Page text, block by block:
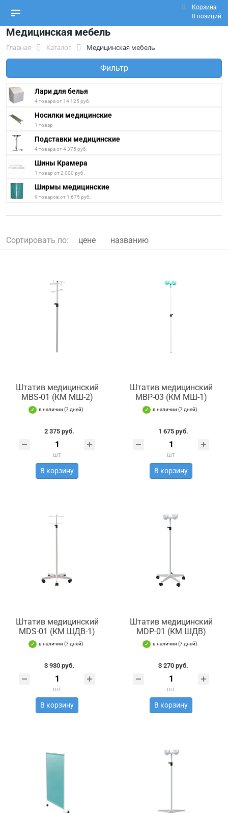
Корзина
0 позиций
Медицинская мебель
Главная Каталог Медицинская мебель
Фильтр
Лари для белья
4 товара от 14 125 руб.
Носилки медицинские
1 товар
Подставки медицинские
4 товара от 4 375 руб.
Шины Крамера
1 товар от 2 000 руб.
Ширмы медицинские
9 товаров от 1 675 руб.
Сортировать по: цене названию
Штатив медицинский
MBS-01 (КМ МШ-2)
в наличии (7 дней)
2 375 руб.
шт
В корзину
Штатив медицинский
MBP-03 (КМ МШ-1)
в наличии (7 дней)
1 675 руб.
шт
В корзину
Штатив медицинский
MDS-01 (КМ ШДВ-1)
в наличии (7 дней)
3 930 руб.
шт
В корзину
Штатив медицинский
MDР-01 (КМ ШДВ)
в наличии (7 дней)
3 270 руб.
шт
В корзину